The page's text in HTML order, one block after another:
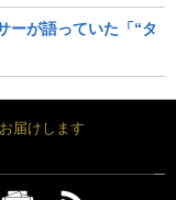
ーが語っていた「“タ
届けします